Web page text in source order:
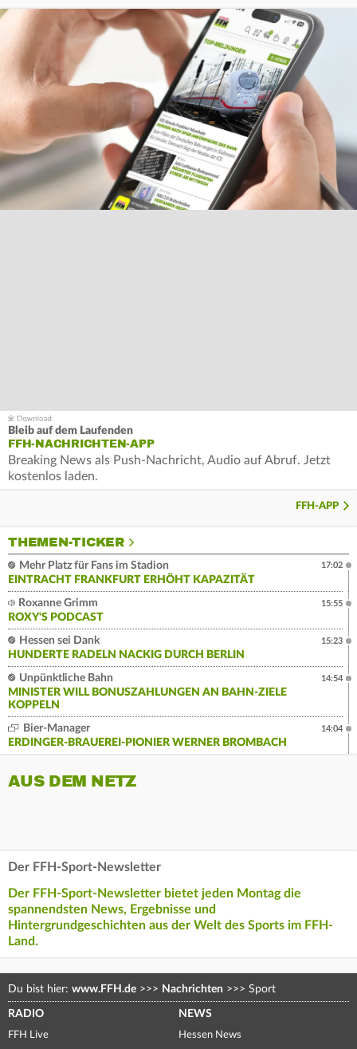
Bleib auf dem Laufenden
FFH-NACHRICHTEN-APP
Breaking News als Push-Nachricht, Audio auf Abruf. Jetzt
kostenlos laden.
FFH-APP
THEMEN-TICKER
Mehr Platz für Fans im Stadion
EINTRACHT FRANKFURT ERHÖHT KAPAZITÄT
17:02
Roxanne Grimm
ROXY'S PODCAST
15:55
Hessen sei Dank
HUNDERTE RADELN NACKIG DURCH BERLIN
15:23
Unpünktliche Bahn
MINISTER WILL BONUSZAHLUNGEN AN BAHN-ZIELE
KOPPELN
14:54
Bier-Manager
ERDINGER-BRAUEREI-PIONIER WERNER BROMBACH
14:04
AUS DEM NETZ
Der FFH-Sport-Newsletter
Der FFH-Sport-Newsletter bietet jeden Montag die
spannendsten News, Ergebnisse und
Hintergrundgeschichten aus der Welt des Sports im FFH-
Land.
Du bist hier: www.FFH.de >>> Nachrichten >>> Sport
RADIO
FFH Live
NEWS
Hessen News